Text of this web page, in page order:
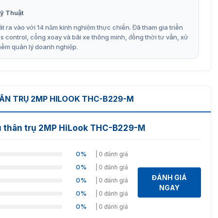
và sắc nét
chụp ảnh ban đêm sáng
(TVI/AHD/CVI/CVBS)
M chính hãng, uy tín
khiển trung tâm tại HCM và Hà Nội, cam kết cung cấp
sẵn sàng hỗ trợ khách hàng với nhiều dịch vụ như
trì và sửa chữa, nhằm mang đến trải nghiệm tuyệt vời
để nhận được tư vấn và báo giá tốt nhất cho
Thuật
ra vào với 14 năm kinh nghiệm thực chiến. Đã tham gia triển
control, cổng xoay và bãi xe thông minh, đồng thời tư vấn, xử
quản lý doanh nghiệp.
TRỤ 2MP HILOOK THC-B229-M
trụ 2MP HiLook THC-B229-M
0% | 0 đánh giá
0% | 0 đánh giá
0% | 0 đánh giá
0% | 0 đánh giá
0% | 0 đánh giá
ĐÁNH GIÁ
NGAY